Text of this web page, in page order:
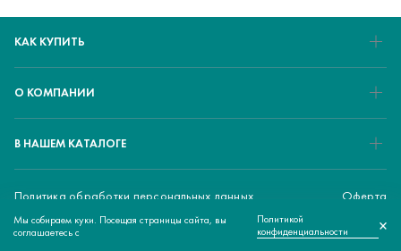
232 050 ₽ КУПИТЬ
КАК КУПИТЬ
О КОМПАНИИ
В НАШЕМ КАТАЛОГЕ
Политика обработки персональных данных
Оферта
© 2026 ЕМЕD - медицинский маркетплейс
Мы собираем куки. Посещая страницы сайта, вы
соглашаетесь с
Политикой
конфиденциальности
×